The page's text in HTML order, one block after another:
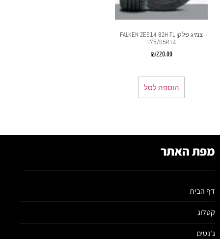
צמיג פלקן FALKEN ZE914 82H TL
175/65R14
₪220.00
הוספה לסל
מפת האתר
דף הבית
קטלוג
ג'נטים